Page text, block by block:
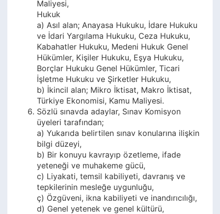
Maliyesi,
Hukuk
a) Asıl alan; Anayasa Hukuku, İdare Hukuku
ve İdari Yargılama Hukuku, Ceza Hukuku,
Kabahatler Hukuku, Medeni Hukuk Genel
Hükümler, Kişiler Hukuku, Eşya Hukuku,
Borçlar Hukuku Genel Hükümler, Ticari
İşletme Hukuku ve Şirketler Hukuku,
b) İkincil alan; Mikro İktisat, Makro İktisat,
Türkiye Ekonomisi, Kamu Maliyesi.
Sözlü sınavda adaylar, Sınav Komisyon
üyeleri tarafından;
a) Yukarıda belirtilen sınav konularına ilişkin
bilgi düzeyi,
b) Bir konuyu kavrayıp özetleme, ifade
yeteneği ve muhakeme gücü,
c) Liyakati, temsil kabiliyeti, davranış ve
tepkilerinin mesleğe uygunluğu,
ç) Özgüveni, ikna kabiliyeti ve inandırıcılığı,
d) Genel yetenek ve genel kültürü,